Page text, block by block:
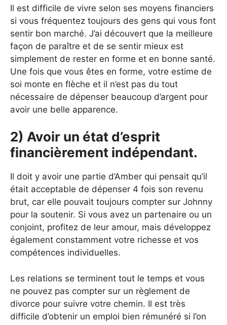
Il est difficile de vivre selon ses moyens financiers
si vous fréquentez toujours des gens qui vous font
sentir bon marché. J’ai découvert que la meilleure
façon de paraître et de se sentir mieux est
simplement de rester en forme et en bonne santé.
Une fois que vous êtes en forme, votre estime de
soi monte en flèche et il n’est pas du tout
nécessaire de dépenser beaucoup d’argent pour
avoir une belle apparence.
2) Avoir un état d’esprit
financièrement indépendant.
Il doit y avoir une partie d’Amber qui pensait qu’il
était acceptable de dépenser 4 fois son revenu
brut, car elle pouvait toujours compter sur Johnny
pour la soutenir. Si vous avez un partenaire ou un
conjoint, profitez de leur amour, mais développez
également constamment votre richesse et vos
compétences individuelles.
Les relations se terminent tout le temps et vous
ne pouvez pas compter sur un règlement de
divorce pour suivre votre chemin. Il est très
difficile d’obtenir un emploi bien rémunéré si l’on